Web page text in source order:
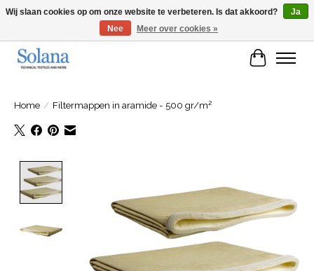
Website voor zakelijke klanten
Home / Filtermappen in aramide - 500 gr/m²
Wij slaan cookies op om onze website te verbeteren. Is dat akkoord?
Ja
Nee
Meer over cookies »